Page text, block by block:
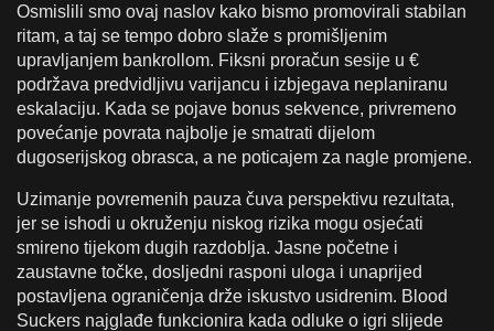
Osmislili smo ovaj naslov kako bismo promovirali stabilan
ritam, a taj se tempo dobro slaže s promišljenim
upravljanjem bankrollom. Fiksni proračun sesije u €
podržava predvidljivu varijancu i izbjegava neplaniranu
eskalaciju. Kada se pojave bonus sekvence, privremeno
povećanje povrata najbolje je smatrati dijelom
dugoserijskog obrasca, a ne poticajem za nagle promjene.
Uzimanje povremenih pauza čuva perspektivu rezultata,
jer se ishodi u okruženju niskog rizika mogu osjećati
smireno tijekom dugih razdoblja. Jasne početne i
zaustavne točke, dosljedni rasponi uloga i unaprijed
postavljena ograničenja drže iskustvo usidrenim. Blood
Suckers najglađe funkcionira kada odluke o igri slijede